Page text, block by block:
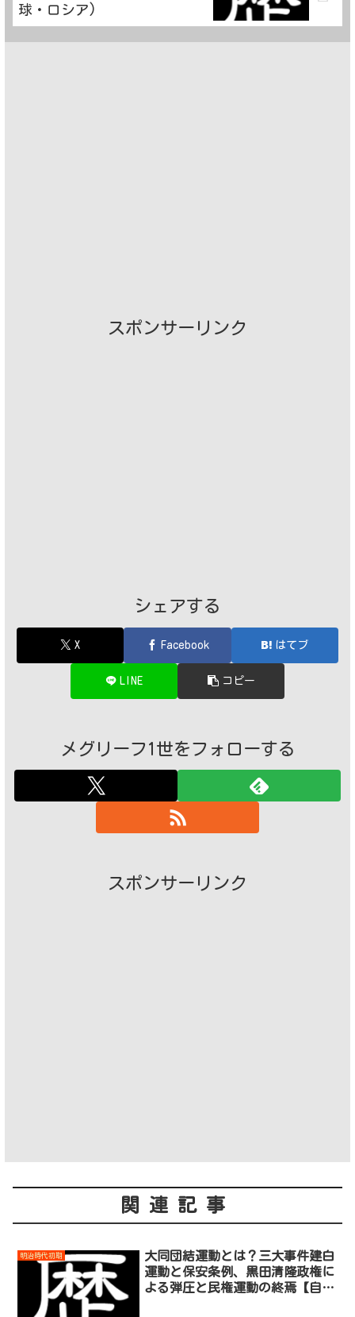
球・ロシア)
スポンサーリンク
シェアする
X Facebook はてブ
LINE コピー
メグリーフ1世をフォローする
スポンサーリンク
関連記事
明治時代初期
大同団結運動とは？三大事件建白
運動と保安条例、黒田清隆政権に
よる弾圧と民権運動の終焉【自由